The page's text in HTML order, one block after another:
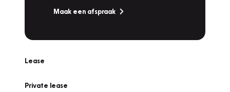
Maak een afspraak
Lease
Private lease